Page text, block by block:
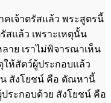
เจ้าตรัสแล้ว พระสูตรนี้
สแล้ว เพราะเหตุนั้น
าย เราไม่พิจารณาเห็น
ให้สัตว์ผู้ประกอบแล้ว
น สังโยชน์ คือ ตัณหานี้
ระกอบด้วย สังโยชน์ คือ